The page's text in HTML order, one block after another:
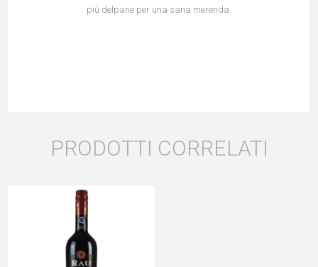
più delpane per una sana merenda.
PRODOTTI CORRELATI